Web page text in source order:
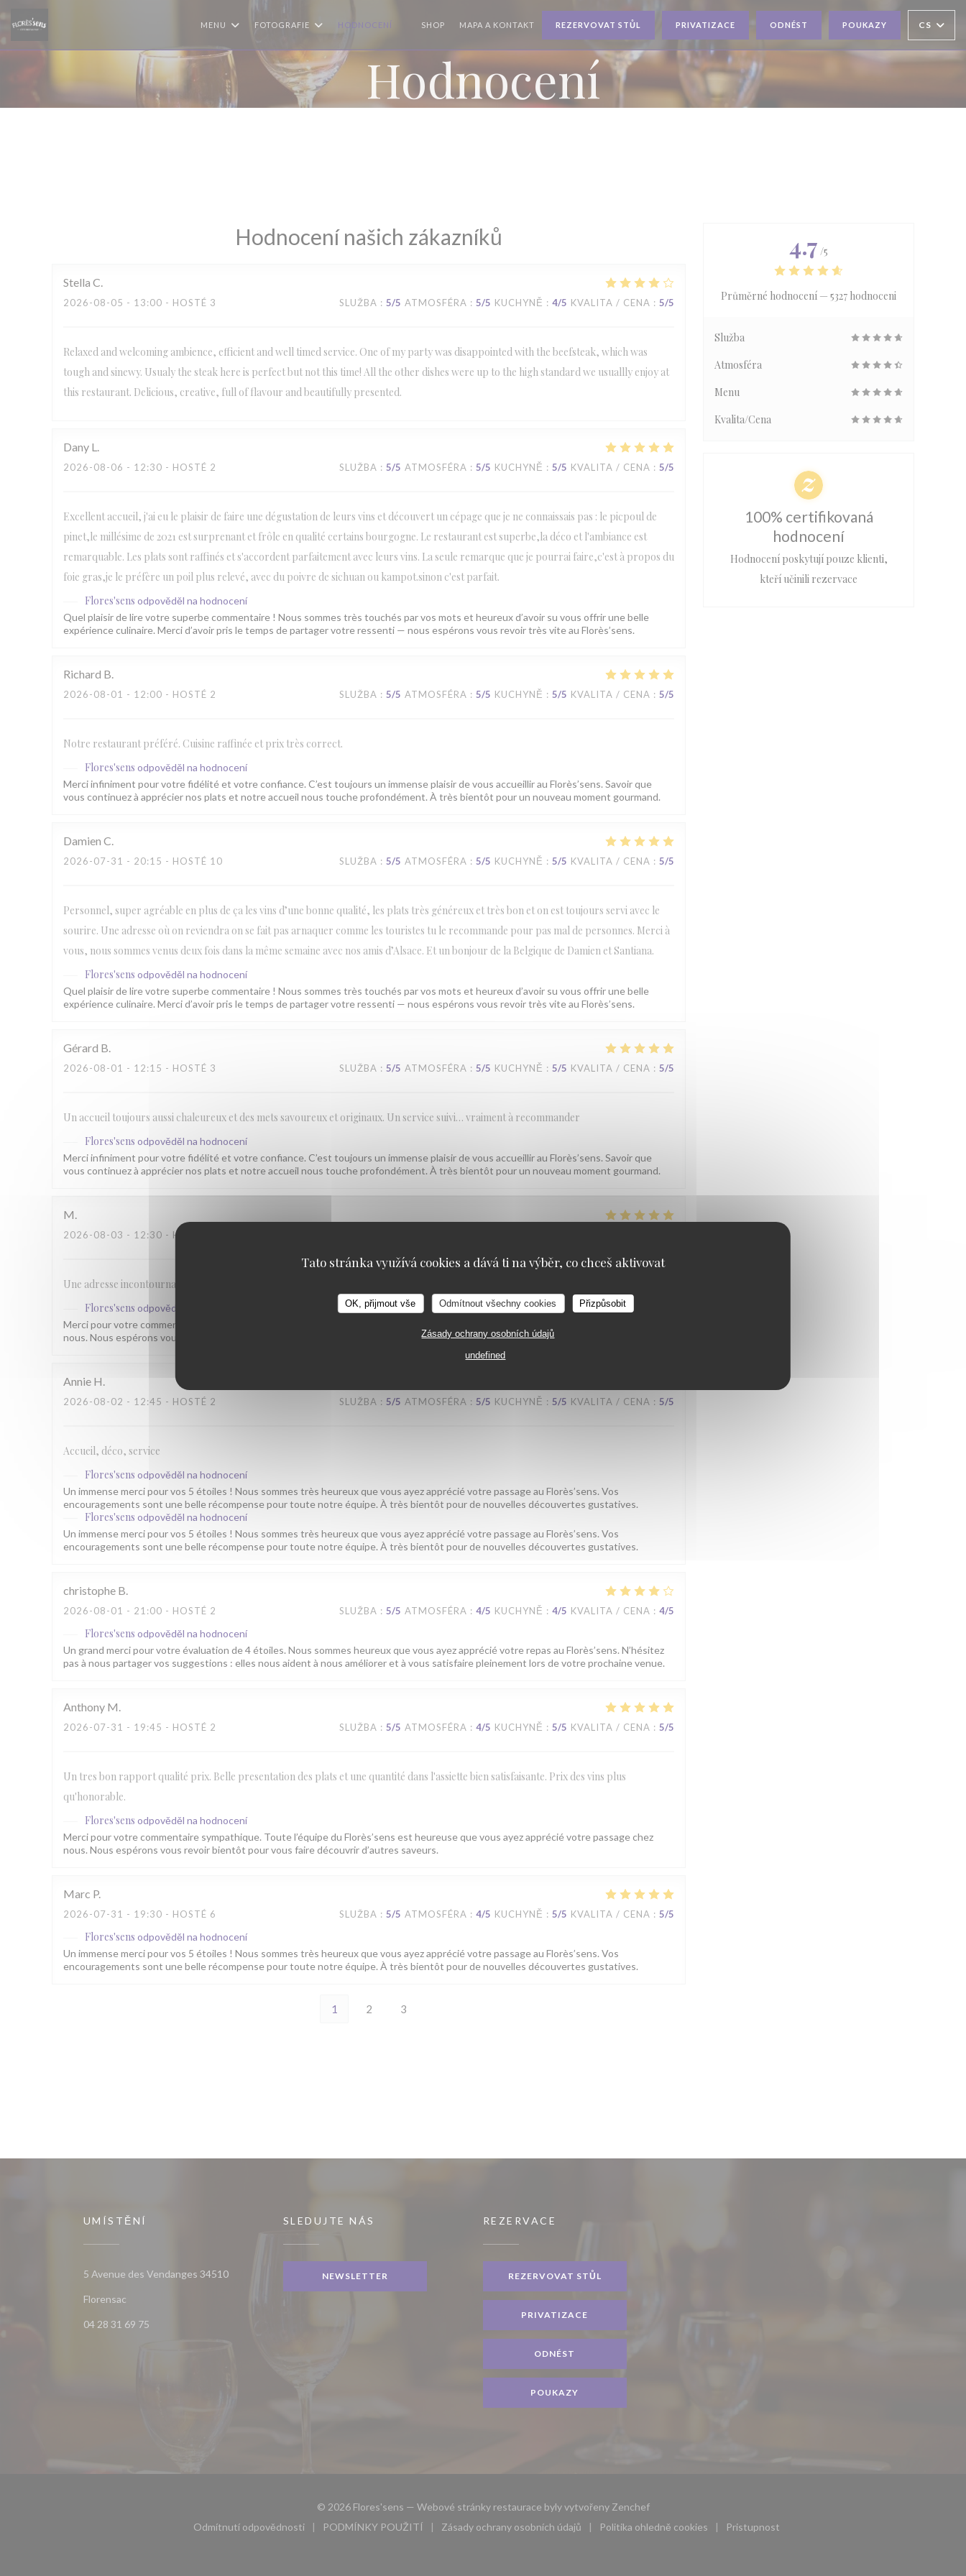
Tato stránka využívá cookies a dává ti na výběr, co chceš aktivovat
OK, přijmout vše Odmítnout všechny cookies Přizpůsobit
Zásady ochrany osobních údajů
undefined
MENU FOTOGRAFIE HODNOCENÍ SHOP ((OTEVŘE SE V NOVÉM OKNĚ))
MAPA A KONTAKT REZERVOVAT STŮL PRIVATIZACE ODNÉST POUKAZY CS
Hodnocení
Hodnocení našich zákazníků
Stella C
2026-08-05 - 13:00 - HOSTÉ 3 SLUŽBA : 5/5 ATMOSFÉRA : 5/5 KUCHYNĚ : 4/5 KVALITA / CENA : 5/5
Relaxed and welcoming ambience, efficient and well timed service. One of my party was disappointed with the beefsteak, which was
tough and sinewy. Usualy the steak here is perfect but not this time! All the other dishes were up to the high standard we usuallly enjoy at
this restaurant. Delicious, creative, full of flavour and beautifully presented.
Dany L
2026-08-06 - 12:30 - HOSTÉ 2 SLUŽBA : 5/5 ATMOSFÉRA : 5/5 KUCHYNĚ : 5/5 KVALITA / CENA : 5/5
Excellent accueil, j'ai eu le plaisir de faire une dégustation de leurs vins et découvert un cépage que je ne connaissais pas : le picpoul de
pinet,le millésime de 2021 est surprenant et frôle en qualité certains bourgogne. Le restaurant est superbe,la déco et l'ambiance est
remarquable. Les plats sont raffinés et s'accordent parfaitement avec leurs vins. La seule remarque que je pourrai faire,c'est à propos du
foie gras,je le préfère un poil plus relevé, avec du poivre de sichuan ou kampot.sinon c'est parfait.
Flores'sens odpověděl na hodnocení
Quel plaisir de lire votre superbe commentaire ! Nous sommes très touchés par vos mots et heureux d’avoir su vous offrir une belle
expérience culinaire. Merci d’avoir pris le temps de partager votre ressenti — nous espérons vous revoir très vite au Florès’sens.
Richard B
2026-08-01 - 12:00 - HOSTÉ 2 SLUŽBA : 5/5 ATMOSFÉRA : 5/5 KUCHYNĚ : 5/5 KVALITA / CENA : 5/5
Notre restaurant préféré. Cuisine raffinée et prix très correct.
Flores'sens odpověděl na hodnocení
Merci infiniment pour votre fidélité et votre confiance. C’est toujours un immense plaisir de vous accueillir au Florès’sens. Savoir que
vous continuez à apprécier nos plats et notre accueil nous touche profondément. À très bientôt pour un nouveau moment gourmand.
Damien C
2026-07-31 - 20:15 - HOSTÉ 10 SLUŽBA : 5/5 ATMOSFÉRA : 5/5 KUCHYNĚ : 5/5 KVALITA / CENA : 5/5
Personnel, super agréable en plus de ça les vins d’une bonne qualité, les plats très généreux et très bon et on est toujours servi avec le
sourire. Une adresse où on reviendra on se fait pas arnaquer comme les touristes tu le recommande pour pas mal de personnes. Merci à
vous, nous sommes venus deux fois dans la même semaine avec nos amis d’Alsace. Et un bonjour de la Belgique de Damien et Santiana.
Flores'sens odpověděl na hodnocení
Quel plaisir de lire votre superbe commentaire ! Nous sommes très touchés par vos mots et heureux d’avoir su vous offrir une belle
expérience culinaire. Merci d’avoir pris le temps de partager votre ressenti — nous espérons vous revoir très vite au Florès’sens.
Gérard B
2026-08-01 - 12:15 - HOSTÉ 3 SLUŽBA : 5/5 ATMOSFÉRA : 5/5 KUCHYNĚ : 5/5 KVALITA / CENA : 5/5
Un accueil toujours aussi chaleureux et des mets savoureux et originaux. Un service suivi… vraiment à recommander
Flores'sens odpověděl na hodnocení
Merci infiniment pour votre fidélité et votre confiance. C’est toujours un immense plaisir de vous accueillir au Florès’sens. Savoir que
vous continuez à apprécier nos plats et notre accueil nous touche profondément. À très bientôt pour un nouveau moment gourmand.
M
2026-08-03 - 12:30 - HOSTÉ 2
Une adresse incontournable, de l'accueil a l'intégralité du repas tout est parfait.
Flores'sens odpověděl na hodnocení
Merci pour votre commentaire sympathique. Toute l’équipe du Florès’sens est heureuse que vous ayez apprécié votre passage chez
nous. Nous espérons vous revoir bientôt pour vous faire découvrir d’autres saveurs.
Annie H
2026-08-02 - 12:45 - HOSTÉ 2 SLUŽBA : 5/5 ATMOSFÉRA : 5/5 KUCHYNĚ : 5/5 KVALITA / CENA : 5/5
Accueil, déco, service
Flores'sens odpověděl na hodnocení
Un immense merci pour vos 5 étoiles ! Nous sommes très heureux que vous ayez apprécié votre passage au Florès’sens. Vos
encouragements sont une belle récompense pour toute notre équipe. À très bientôt pour de nouvelles découvertes gustatives.
Flores'sens odpověděl na hodnocení
Un immense merci pour vos 5 étoiles ! Nous sommes très heureux que vous ayez apprécié votre passage au Florès’sens. Vos
encouragements sont une belle récompense pour toute notre équipe. À très bientôt pour de nouvelles découvertes gustatives.
christophe B
2026-08-01 - 21:00 - HOSTÉ 2 SLUŽBA : 5/5 ATMOSFÉRA : 4/5 KUCHYNĚ : 4/5 KVALITA / CENA : 4/5
Flores'sens odpověděl na hodnocení
Un grand merci pour votre évaluation de 4 étoiles. Nous sommes heureux que vous ayez apprécié votre repas au Florès’sens. N’hésitez
pas à nous partager vos suggestions : elles nous aident à nous améliorer et à vous satisfaire pleinement lors de votre prochaine venue.
Anthony M
2026-07-31 - 19:45 - HOSTÉ 2 SLUŽBA : 5/5 ATMOSFÉRA : 4/5 KUCHYNĚ : 5/5 KVALITA / CENA : 5/5
Un tres bon rapport qualité prix. Belle presentation des plats et une quantité dans l'assiette bien satisfaisante. Prix des vins plus
qu'honorable.
Flores'sens odpověděl na hodnocení
Merci pour votre commentaire sympathique. Toute l’équipe du Florès’sens est heureuse que vous ayez apprécié votre passage chez
nous. Nous espérons vous revoir bientôt pour vous faire découvrir d’autres saveurs.
Marc P
2026-07-31 - 19:30 - HOSTÉ 6 SLUŽBA : 5/5 ATMOSFÉRA : 4/5 KUCHYNĚ : 5/5 KVALITA / CENA : 5/5
Flores'sens odpověděl na hodnocení
Un immense merci pour vos 5 étoiles ! Nous sommes très heureux que vous ayez apprécié votre passage au Florès’sens. Vos
encouragements sont une belle récompense pour toute notre équipe. À très bientôt pour de nouvelles découvertes gustatives.
1 2 3
4.7 /5
Průměrné hodnocení — 5327 hodnoceni
Služba
Atmosféra
Menu
Kvalita/Cena
100% certifikovaná
hodnocení
Hodnocení poskytují pouze klienti,
kteří učinili rezervace
UMÍSTĚNÍ
5 Avenue des Vendanges 34510
Florensac((otevře se v novém okně))
04 28 31 69 75
SLEDUJTE NÁS
NEWSLETTER
REZERVACE
REZERVOVAT STŮL
PRIVATIZACE
ODNÉST
POUKAZY
© 2026 Flores'sens — Webové stránky restaurace byly vytvořeny Zenchef((otevře se v novém okně))
Odmítnutí odpovědnosti
((otevře se v novém okně))
PODMÍNKY POUŽITÍ
((otevře se v novém okně))
Zásady ochrany osobních údajů
((otevře se v novém okně))
Politika ohledně cookies
((otevře se v novém okně))
Pristupnost
((otevře se v novém okně))